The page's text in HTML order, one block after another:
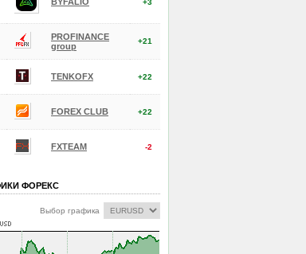
+3
PROFINANCE
group
+21
TENKOFX +22
FOREX CLUB +22
FXTEAM -2
ФОРЕКС
Выбор графика